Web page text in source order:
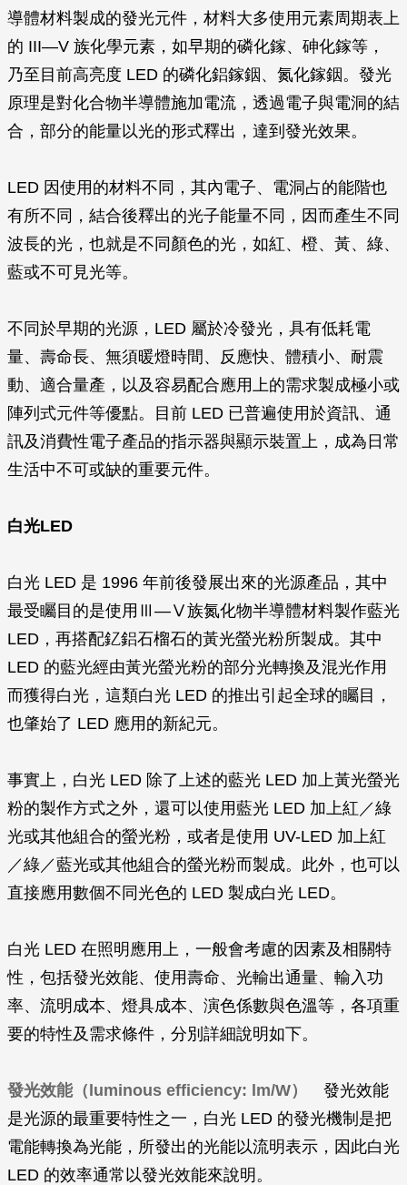
導體材料製成的發光元件，材料大多使用元素周期表上
的 III—V 族化學元素，如早期的磷化鎵、砷化鎵等，
乃至目前高亮度 LED 的磷化鋁鎵銦、氮化鎵銦。發光
原理是對化合物半導體施加電流，透過電子與電洞的結
合，部分的能量以光的形式釋出，達到發光效果。
LED 因使用的材料不同，其內電子、電洞占的能階也
有所不同，結合後釋出的光子能量不同，因而產生不同
波長的光，也就是不同顏色的光，如紅、橙、黃、綠、
藍或不可見光等。
不同於早期的光源，LED 屬於冷發光，具有低耗電
量、壽命長、無須暖燈時間、反應快、體積小、耐震
動、適合量產，以及容易配合應用上的需求製成極小或
陣列式元件等優點。目前 LED 已普遍使用於資訊、通
訊及消費性電子產品的指示器與顯示裝置上，成為日常
生活中不可或缺的重要元件。
白光LED
白光 LED 是 1996 年前後發展出來的光源產品，其中
最受矚目的是使用Ⅲ—Ⅴ族氮化物半導體材料製作藍光
LED，再搭配釔鋁石榴石的黃光螢光粉所製成。其中
LED 的藍光經由黃光螢光粉的部分光轉換及混光作用
而獲得白光，這類白光 LED 的推出引起全球的矚目，
也肇始了 LED 應用的新紀元。
事實上，白光 LED 除了上述的藍光 LED 加上黃光螢光
粉的製作方式之外，還可以使用藍光 LED 加上紅／綠
光或其他組合的螢光粉，或者是使用 UV-LED 加上紅
／綠／藍光或其他組合的螢光粉而製成。此外，也可以
直接應用數個不同光色的 LED 製成白光 LED。
白光 LED 在照明應用上，一般會考慮的因素及相關特
性，包括發光效能、使用壽命、光輸出通量、輸入功
率、流明成本、燈具成本、演色係數與色溫等，各項重
要的特性及需求條件，分別詳細說明如下。
發光效能（luminous efficiency: lm/W）
發光效能
是光源的最重要特性之一，白光 LED 的發光機制是把
電能轉換為光能，所發出的光能以流明表示，因此白光
LED 的效率通常以發光效能來說明。